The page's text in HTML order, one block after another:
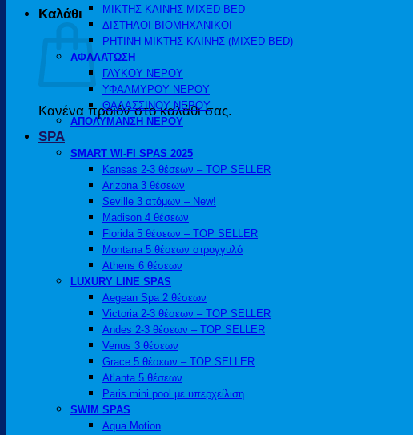
Καλάθι
Κανένα προϊόν στο καλάθι σας.
ΜΙΚΤΗΣ ΚΛΙΝΗΣ MIXED BED
ΔΙΣΤΗΛΟΙ ΒΙΟΜΗΧΑΝΙΚΟΙ
ΡΗΤΙΝΗ ΜΙΚΤΗΣ ΚΛΙΝΗΣ (MIXED BED)
ΑΦΑΛΑΤΩΣΗ
ΓΛΥΚΟΥ ΝΕΡΟΥ
ΥΦΑΛΜΥΡΟΥ ΝΕΡΟΥ
ΘΑΛΑΣΣΙΝΟΥ ΝΕΡΟΥ
ΑΠΟΛΥΜΑΝΣΗ ΝΕΡΟΥ
SPA
SMART WI-FI SPAS 2025
Kansas 2-3 θέσεων – TOP SELLER
Arizona 3 θέσεων
Seville 3 ατόμων – New!
Madison 4 θέσεων
Florida 5 θέσεων – TOP SELLER
Montana 5 θέσεων στρογγυλό
Athens 6 θέσεων
LUXURY LINE SPAS
Aegean Spa 2 θέσεων
Victoria 2-3 θέσεων – TOP SELLER
Andes 2-3 θέσεων – TOP SELLER
Venus 3 θέσεων
Grace 5 θέσεων – TOP SELLER
Atlanta 5 θέσεων
Paris mini pool με υπερχείλιση
SWIM SPAS
Aqua Motion